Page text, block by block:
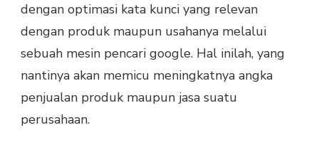
dengan optimasi kata kunci yang relevan
dengan produk maupun usahanya melalui
sebuah mesin pencari google. Hal inilah, yang
nantinya akan memicu meningkatnya angka
penjualan produk maupun jasa suatu
perusahaan.